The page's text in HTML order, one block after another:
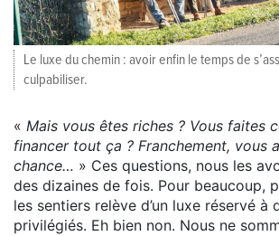
Le luxe du chemin : avoir enfin le temps de
culpabiliser.
« Mais vous êtes riches ? Vous faites
financer tout ça ? Franchement, vous
chance… » Ces questions, nous les
des dizaines de fois. Pour beaucoup,
les sentiers relève d’un luxe réservé à
privilégiés. Eh bien non. Nous ne